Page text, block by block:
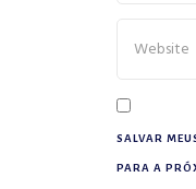
SALVAR
PARA A